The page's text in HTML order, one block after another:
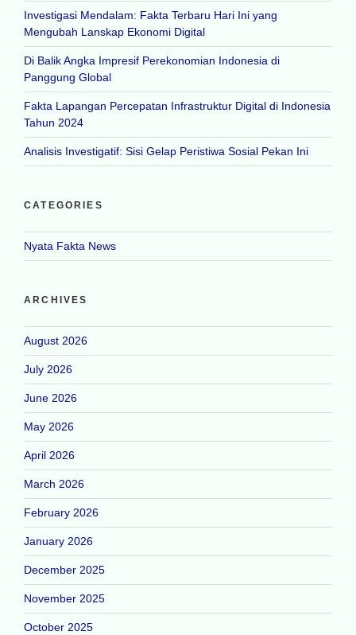
Investigasi Mendalam: Fakta Terbaru Hari Ini yang
Mengubah Lanskap Ekonomi Digital
Di Balik Angka Impresif Perekonomian Indonesia di
Panggung Global
Fakta Lapangan Percepatan Infrastruktur Digital di Indonesia
Tahun 2024
Analisis Investigatif: Sisi Gelap Peristiwa Sosial Pekan Ini
CATEGORIES
Nyata Fakta News
ARCHIVES
August 2026
July 2026
June 2026
May 2026
April 2026
March 2026
February 2026
January 2026
December 2025
November 2025
October 2025